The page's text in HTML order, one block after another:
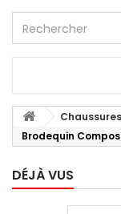
Brodequin
DÉJÀ VUS